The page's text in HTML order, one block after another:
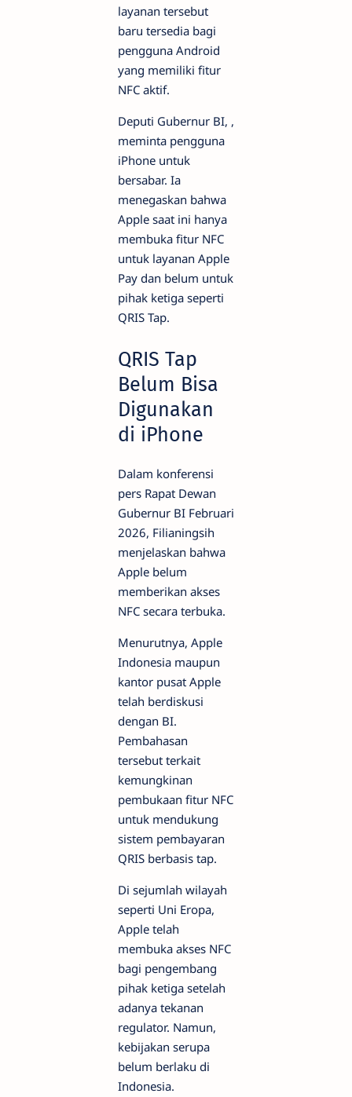
layanan tersebut
baru tersedia bagi
pengguna Android
yang memiliki fitur
NFC aktif.
Deputi Gubernur BI, ,
meminta pengguna
iPhone untuk
bersabar. Ia
menegaskan bahwa
Apple saat ini hanya
membuka fitur NFC
untuk layanan Apple
Pay dan belum untuk
pihak ketiga seperti
QRIS Tap.
QRIS Tap
Belum Bisa
Digunakan
di iPhone
Dalam konferensi
pers Rapat Dewan
Gubernur BI Februari
2026, Filianingsih
menjelaskan bahwa
Apple belum
memberikan akses
NFC secara terbuka.
Menurutnya, Apple
Indonesia maupun
kantor pusat Apple
telah berdiskusi
dengan BI.
Pembahasan
tersebut terkait
kemungkinan
pembukaan fitur NFC
untuk mendukung
sistem pembayaran
QRIS berbasis tap.
Di sejumlah wilayah
seperti Uni Eropa,
Apple telah
membuka akses NFC
bagi pengembang
pihak ketiga setelah
adanya tekanan
regulator. Namun,
kebijakan serupa
belum berlaku di
Indonesia.